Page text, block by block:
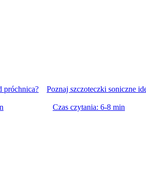
próchnica? Poznaj szczoteczki soniczne
Czas czytania: 6-8 min